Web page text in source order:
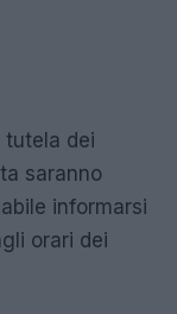
tutela dei
saranno
informarsi
orari dei